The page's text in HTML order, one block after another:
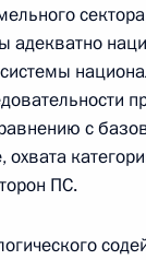
политики
адекватно
с
ПС.